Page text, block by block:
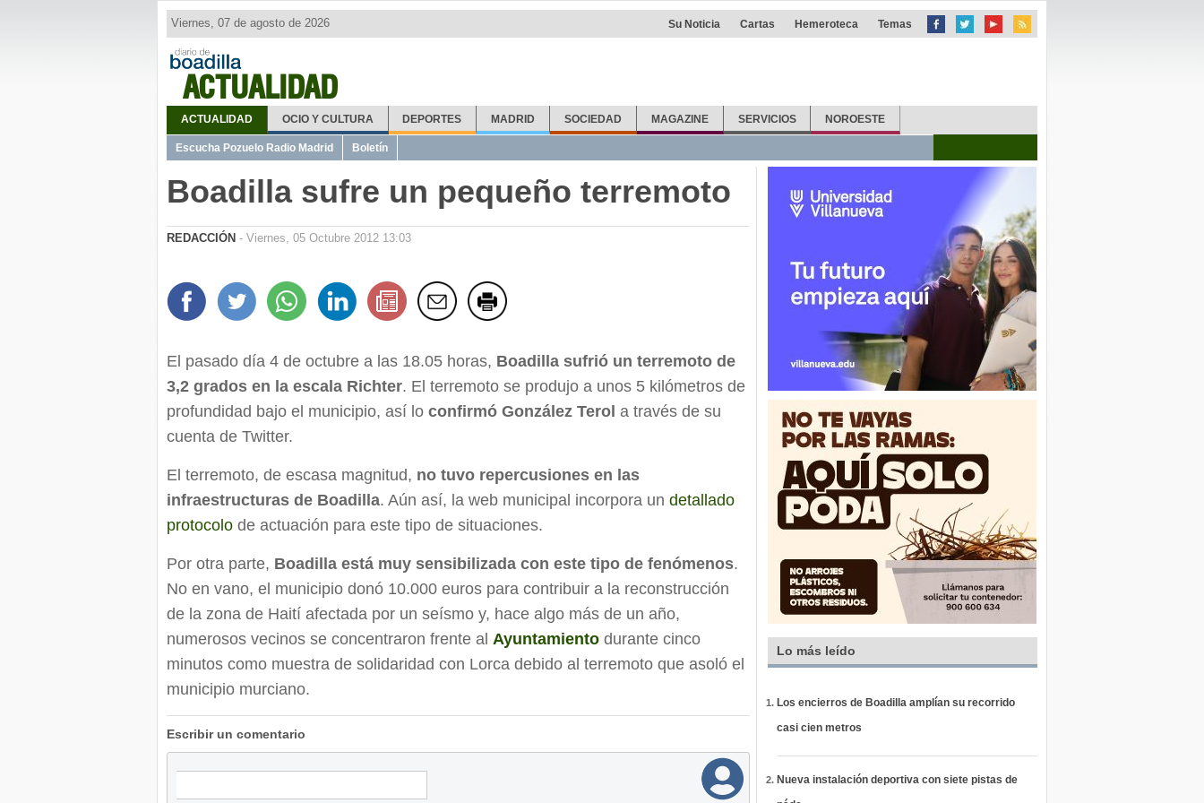
ACTUALIDAD
Viernes, 07 de agosto de 2026 Su Noticia Cartas Hemeroteca Temas
ACTUALIDAD OCIO Y CULTURA DEPORTES MADRID SOCIEDAD MAGAZINE SERVICIOS NOROESTE
Escucha Pozuelo Radio Madrid Boletín
Boadilla sufre un pequeño terremoto
REDACCIÓN - Viernes, 05 Octubre 2012 13:03
El pasado día 4 de octubre a las 18.05 horas, Boadilla sufrió un terremoto de
3,2 grados en la escala Richter. El terremoto se produjo a unos 5 kilómetros de
profundidad bajo el municipio, así lo confirmó González Terol a través de su
cuenta de Twitter.
El terremoto, de escasa magnitud, no tuvo repercusiones en las
infraestructuras de Boadilla. Aún así, la web municipal incorpora un detallado
protocolo de actuación para este tipo de situaciones.
Por otra parte, Boadilla está muy sensibilizada con este tipo de fenómenos.
No en vano, el municipio donó 10.000 euros para contribuir a la reconstrucción
de la zona de Haití afectada por un seísmo y, hace algo más de un año,
numerosos vecinos se concentraron frente al Ayuntamiento durante cinco
minutos como muestra de solidaridad con Lorca debido al terremoto que asoló el
municipio murciano.
Escribir un comentario
Lo más leído
Los encierros de Boadilla amplían su recorrido
casi cien metros
Nueva instalación deportiva con siete pistas de